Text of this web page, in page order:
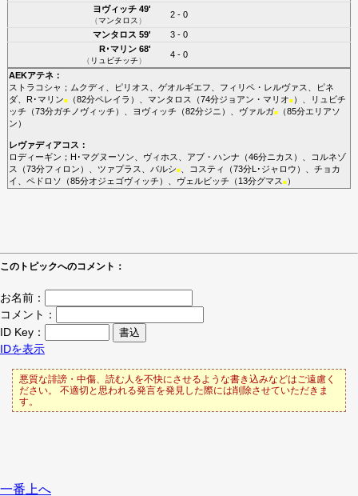
ヨヴィッチ49'
（マンタロス ）
2 - 0
マンタロス 59'
3 - 0
R･マリン68'
（ リュビチッチ）
4 - 0
AEKアテネ：
ストラコシャ ； ムクディ ピリオス ゲオルギエフ フィリペ・レルヴァス
ピネ
ダ、 R･マリン■（82分ペレイラ ）、 マンタロス （74分ジョアン・マリオ■）、
リュビチ
ッチ （73分ガチノヴィッチ ）、 ヨヴィッチ （82分ジニ ）、 ヴァルガ■（85分エリアソ
ン ）
レヴァディアコス ：
ロディーギン ； H･マグヌーソン ヴィホス アブ・ハンナ （46分ニカス ）、
コルネゾ
ス
（73分フィロン ）、 ツァプラス バルシ■、 コスティ （73分L･ジャロウ ）、 チョカ
イ
ペドロソ （85分オジェゴヴィッチ ）、 ヴェルビッチ （13分グマス ■）
このトピックへのコメント：
お名前：
コメント：
ID Key：
IDを表示
悪質な誹謗・中傷、読む人を不快にさせるような書き込みなどはご遠慮く
ださい。 不適切と思われる発言を発見した際には削除させていただきま
す。
一番上へ